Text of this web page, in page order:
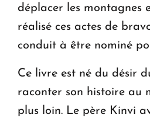
déplacer les montagnes
réalisé ces actes de
conduit à être nominé
Ce livre est né du désir
raconter son histoire au
plus loin. Le père Kinvi